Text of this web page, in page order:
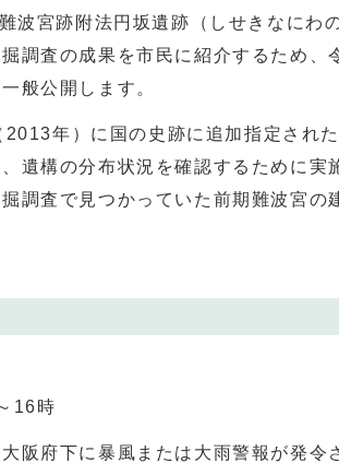
波宮跡附法円坂遺跡（しせきなにわ
調査の成果を市民に紹介するため、
般公開します。
2013年）に国の史跡に追加指定され
遺構の分布状況を確認するために実
調査で見つかっていた前期難波宮の
16時
阪府下に暴風または大雨警報が発令